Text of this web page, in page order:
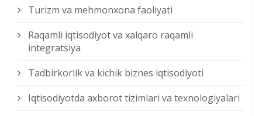
Turizm va mehmonxona faoliyati
Raqamli iqtisodiyot va xalqaro raqamli
integratsiya
Tadbirkorlik va kichik biznes iqtisodiyoti
Iqtisodiyotda axborot tizimlari va texnologiyalari